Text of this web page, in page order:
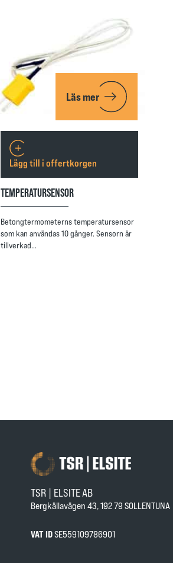
Läs mer
TEMPERATURSENSOR
Betongtermometerns temperatursensor
som kan användas 10 gånger. Sensorn är
tillverkad…
Lägg till i offertkorgen
TSR | ELSITE AB
Bergkällavägen 43, 192 79 SOLLENTUNA
VAT IDSE559109786901